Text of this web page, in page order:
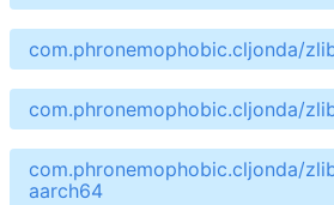
com.phronemophobic.cljonda/
com.phronemophobic.cljonda/
com.phronemophobic.cljonda/
aarch64